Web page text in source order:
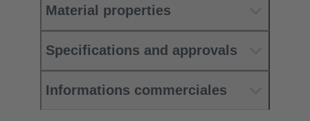
Material properties
Specifications and approvals
Informations commerciales